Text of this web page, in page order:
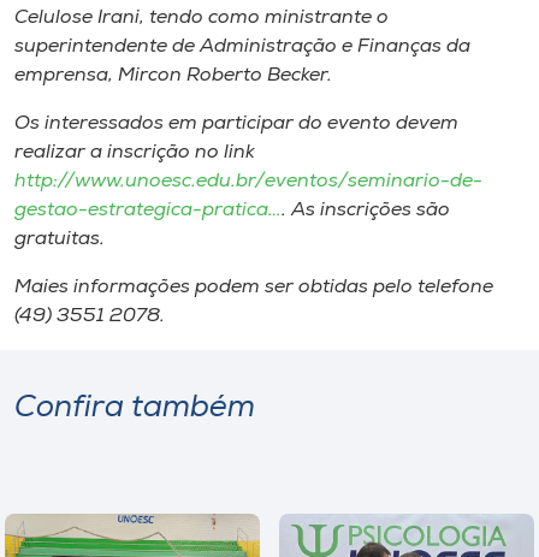
Museu
Unoesc
Store
Selecione
o idioma
Celulose Irani, tendo como ministrante o
superintendente de Administração e Finanças da
emprensa, Mircon Roberto Becker.
Os interessados em participar do evento devem
realizar a inscrição no link
http://www.unoesc.edu.br/eventos/seminario-de-
gestao-estrategica-pratica…. As inscrições são
gratuitas.
Maies informações podem ser obtidas pelo telefone
(49) 3551 2078.
Confira também